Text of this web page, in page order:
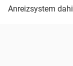
Anreizsystem